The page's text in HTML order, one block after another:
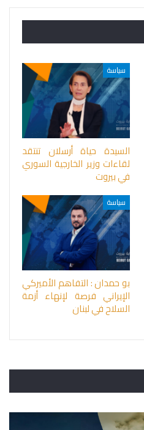
سياسة
السيدة حياة أرسلان تنتقد
لقاءات وزير الخارجية السوري
في بيروت
سياسة
بو حمدان : التفاهم الأميركي
الإيراني فرصة لإنهاء أزمة
السلاح في لبنان